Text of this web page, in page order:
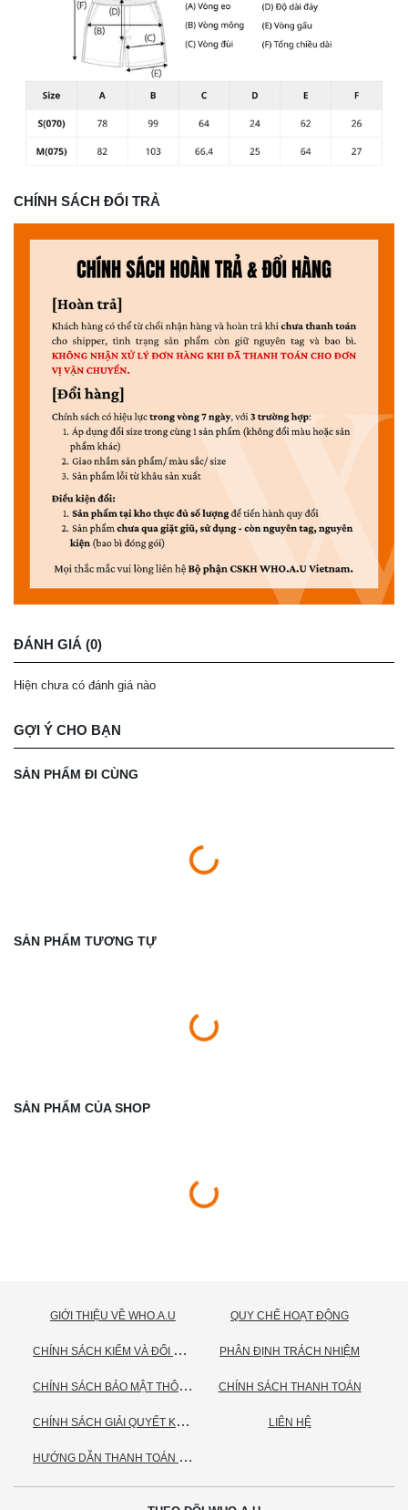
CHÍNH SÁCH ĐỔI TRẢ
ĐÁNH GIÁ (0)
Hiện chưa có đánh giá nào
GỢI Ý CHO BẠN
SẢN PHẨM ĐI CÙNG
SẢN PHẨM TƯƠNG TỰ
SẢN PHẨM CỦA SHOP
GIỚI THIỆU VỀ WHO.A.U
C
HÍNH SÁCH KIỂM VÀ ĐỔI TRẢ HÀNG
C
HÍNH SÁCH BẢO MẬT THÔNG TIN CÁ NHÂN
C
HÍNH SÁCH GIẢI QUYẾT KHIẾU NẠI
H
ƯỚNG DẪN THANH TOÁN VNPAY
QUY CHẾ HOẠT ĐỘNG
PHÂN ĐỊNH TRÁCH NHIỆM
CHÍNH SÁCH THANH TOÁN
LIÊN HỆ